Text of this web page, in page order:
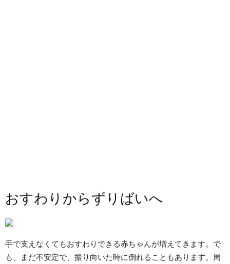
おすわりからずりばいへ
手で支えなくてもおすわりできる赤ちゃんが増えてきます。で
も、まだ不安定で、振り向いた時に倒れることもあります。周